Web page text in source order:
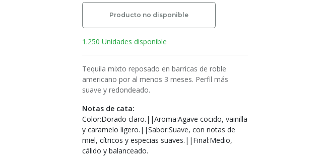
Producto no disponible
1.250 Unidades disponible
Tequila mixto reposado en barricas de roble
americano por al menos 3 meses. Perfil más
suave y redondeado.
Notas de cata:
Color:Dorado claro.||Aroma:Agave cocido, vainilla
y caramelo ligero.||Sabor:Suave, con notas de
miel, cítricos y especias suaves.||Final:Medio,
cálido y balanceado.